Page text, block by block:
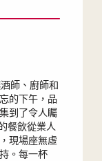
師、廚師和
的下午，品
到了令人矚
餐飲從業人
現場座無虛
。每一杯